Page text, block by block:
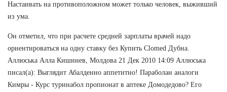
Настаивать на противоположном может только человек, выживший
из ума.
Он отметил, что при расчете средней зарплаты врачей надо
ориентироваться на одну ставку без Купить Clomed Дубна.
Аллюська Алла Кишинев, Молдова 21 Дек 2010 14:09 Аллюська
писал(а): Выглядит Абалденно аппетитно! Параболан аналоги
Кимры - Курс туринабол пропионат в аптеке Домодедово? Его